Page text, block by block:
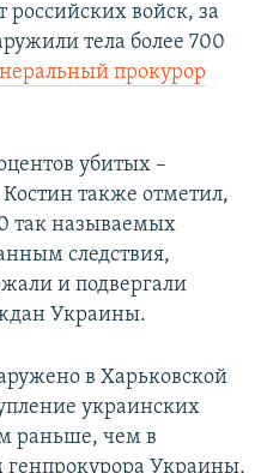
войск, за
тела более 700
прокурор
убитых –
также отметил,
так называемых
следствия,
и подвергали
Украины.
в Харьковской
украинских
раньше, чем в
генпрокурора Украины,